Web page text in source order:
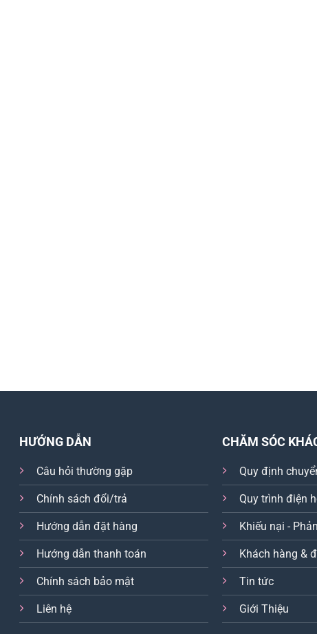
HƯỚNG DẪN
Câu hỏi thường gặp
Chính sách đổi/trả
Hướng dẫn đặt hàng
Hướng dẫn thanh toán
Chính sách bảo mật
Liên hệ
CHĂM SÓC
Quy định
Quy trình điện
Khiếu nại -
Khách hàng &
Tin tức
Giới Thiệu